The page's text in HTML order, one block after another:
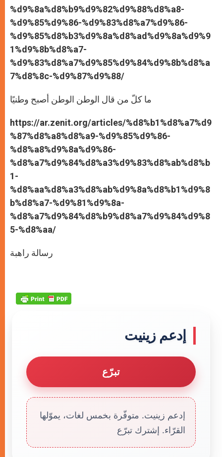
%d9%8a%d8%b9%d9%82%d9%88%d8%a8-
%d9%85%d9%86-%d9%83%d8%a7%d9%86-
%d9%85%d8%b3%d9%8a%d8%ad%d9%8a%d9%9
1%d9%8b%d8%a7-
%d9%83%d8%a7%d9%85%d9%84%d9%8b%d8%a
7%d8%8c-%d9%87%d9%88/
ما كلّ من قال الوطن الوطن أصبح وطنيًا
https://ar.zenit.org/articles/%d8%b1%d8%a7%d9
%87%d8%a8%d8%a9-%d9%85%d9%86-
%d8%a8%d9%8a%d9%86-
%d8%a7%d9%84%d8%a3%d9%83%d8%ab%d8%b
1-
%d8%aa%d8%a3%d8%ab%d9%8a%d8%b1%d9%8
b%d8%a7-%d9%81%d9%8a-
%d8%a7%d9%84%d8%b9%d8%a7%d9%84%d9%8
5-%d8%aa/
رسالة راهبة
إدعم زينيت
تبرّع
إدعم زينيت. متوفّرة بخمس لغات، يموّلها
القرّاء. إشترك تبرّع